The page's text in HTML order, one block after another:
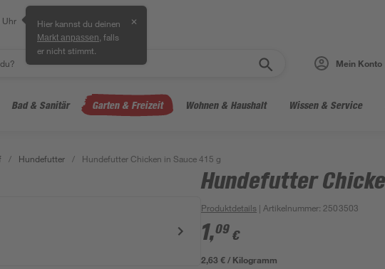
Uhr Hier kannst du deinen
Markt anpassen , falls
er nicht stimmt.
✕
Mein Konto
Bad & Sanitär Garten & Freizeit Wohnen & Haushalt Wissen & Service
/ Hundefutter / Hundefutter Chicken in Sauce 415 g
Hundefutter
Produktdetails | Artikelnummer: 2503503
1,09 €
2,63 € / Kilogramm